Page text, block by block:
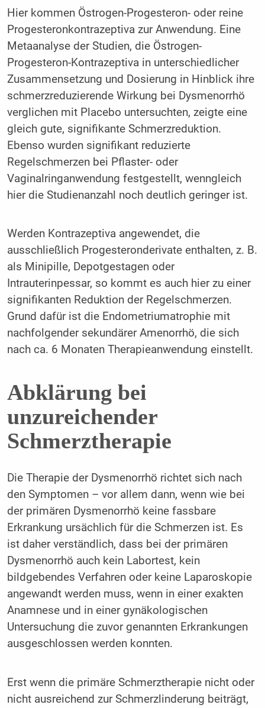
Hier kommen Östrogen-Progesteron- oder reine
Progesteronkontrazeptiva zur Anwendung. Eine
Metaanalyse der Studien, die Östrogen-
Progesteron-Kontrazeptiva in unterschiedlicher
Zusammensetzung und Dosierung in Hinblick ihre
schmerzreduzierende Wirkung bei Dysmenorrhö
verglichen mit Placebo untersuchten, zeigte eine
gleich gute, signifikante Schmerzreduktion.
Ebenso wurden signifikant reduzierte
Regelschmerzen bei Pflaster- oder
Vaginalringanwendung festgestellt, wenngleich
hier die Studienanzahl noch deutlich geringer ist.
Werden Kontrazeptiva angewendet, die
ausschließlich Progesteronderivate enthalten, z. B.
als Minipille, Depotgestagen oder
Intrauterinpessar, so kommt es auch hier zu einer
signifikanten Reduktion der Regelschmerzen.
Grund dafür ist die Endometriumatrophie mit
nachfolgender sekundärer Amenorrhö, die sich
nach ca. 6 Monaten Therapieanwendung einstellt.
Abklärung bei
unzureichender
Schmerztherapie
Die Therapie der Dysmenorrhö richtet sich nach
den Symptomen – vor allem dann, wenn wie bei
der primären Dysmenorrhö keine fassbare
Erkrankung ursächlich für die Schmerzen ist. Es
ist daher verständlich, dass bei der primären
Dysmenorrhö auch kein Labortest, kein
bildgebendes Verfahren oder keine Laparoskopie
angewandt werden muss, wenn in einer exakten
Anamnese und in einer gynäkologischen
Untersuchung die zuvor genannten Erkrankungen
ausgeschlossen werden konnten.
Erst wenn die primäre Schmerztherapie nicht oder
nicht ausreichend zur Schmerzlinderung beiträgt,